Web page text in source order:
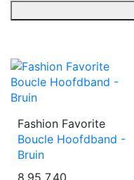
Fashion Favorite
Boucle Hoofdband -
Bruin
8,95 7,40